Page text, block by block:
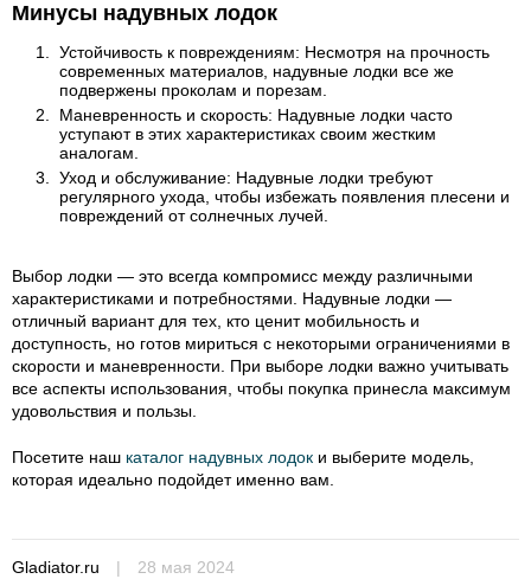
Минусы надувных лодок
Устойчивость к повреждениям: Несмотря на прочность
современных материалов, надувные лодки все же
подвержены проколам и порезам.
Маневренность и скорость: Надувные лодки часто
уступают в этих характеристиках своим жестким
аналогам.
Уход и обслуживание: Надувные лодки требуют
регулярного ухода, чтобы избежать появления плесени и
повреждений от солнечных лучей.
Выбор лодки — это всегда компромисс между различными
характеристиками и потребностями. Надувные лодки —
отличный вариант для тех, кто ценит мобильность и
доступность, но готов мириться с некоторыми ограничениями в
скорости и маневренности. При выборе лодки важно учитывать
все аспекты использования, чтобы покупка принесла максимум
удовольствия и пользы.
Посетите наш каталог надувных лодок и выберите модель,
которая идеально подойдет именно вам.
Gladiator.ru | 28 мая 2024